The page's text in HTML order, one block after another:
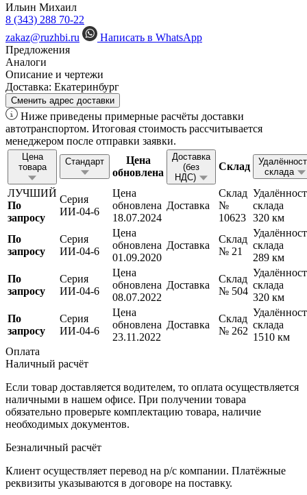
Ильин Михаил
8 (343) 288 70-22
zakaz@ruzhbi.ru
Написать в WhatsApp
Предложения
Аналоги
Описание и чертежи
Доставка: Екатеринбург
Сменить адрес доставки
Ниже приведены примерные расчёты доставки
автотранспортом. Итоговая стоимость рассчитывается
менеджером после отправки заявки.
Цена
товара
Стандарт
Цена
обновлена
Доставка
(без
НДС)
Склад
склада
ЛУЧШИЙ
По
запросу
Серия
ИИ-04-6
Цена
обновлена
18.07.2024
Доставка
Склад
№
10623
склада
320 км
По
запросу
Серия
ИИ-04-6
Цена
обновлена
01.09.2020
Доставка
Склад
№ 21
склада
289 км
По
запросу
Серия
ИИ-04-6
Цена
обновлена
08.07.2022
Доставка
Склад
№ 504
склада
320 км
По
запросу
Серия
ИИ-04-6
Цена
обновлена
23.11.2022
Доставка
Склад
№ 262
склада
1510 км
Оплата
Наличный расчёт
Если товар доставляется водителем, то оплата осуществляется
наличными в нашем офисе. При получении товара
обязательно проверьте комплектацию товара, наличие
необходимых документов.
Безналичный расчёт
Клиент осуществляет перевод на р/с компании. Платёжные
реквизиты указываются в договоре на поставку.